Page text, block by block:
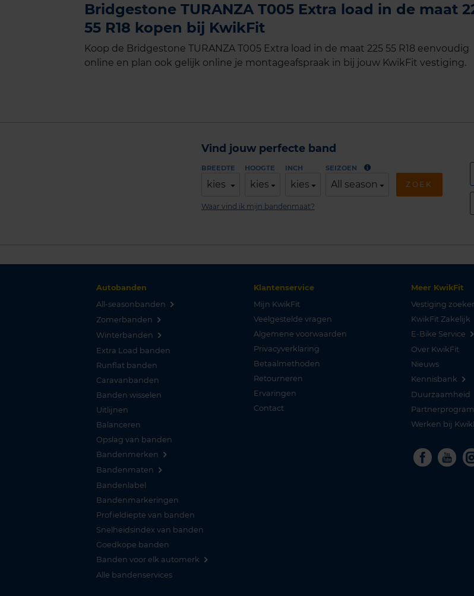
Bridgestone TURANZA T005 Extra load in de maat
55 R18 kopen bij KwikFit
Koop de Bridgestone TURANZA T005 Extra load in de maat 225 55 R18 eenvoudig
online en plan ook gelijk online je montageafspraak in bij jouw KwikFit vestiging.
Vind jouw perfecte band
BREEDTE
kies
HOOGTE
kies
INCH
kies
SEIZOEN
All season ZOEK
Waar vind ik mijn bandenmaat?
Autobanden
All-seasonbanden
Zomerbanden
Winterbanden
Extra Load banden
Runflat banden
Caravanbanden
Banden wisselen
Uitlijnen
Balanceren
Opslag van banden
Bandenmerken
Bandenmaten
Bandenlabel
Bandenmarkeringen
Profieldiepte van banden
Snelheidsindex van banden
Goedkope banden
Banden voor elk automerk
Alle bandenservices
Klantenservice
Mijn KwikFit
Veelgestelde vragen
Algemene voorwaarden
Privacyverklaring
Betaalmethoden
Retourneren
Ervaringen
Contact
Meer KwikFit
Vestiging
KwikFit Zakelijk
E-Bike Service
Over KwikFit
Nieuws
Kennisbank
Duurzaamheid
Werken bij